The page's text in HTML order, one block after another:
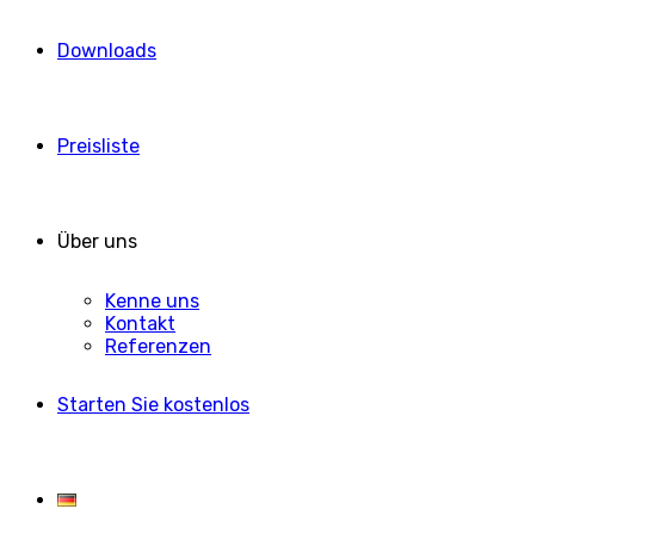
Downloads
Preisliste
Über uns
Kenne uns
Kontakt
Referenzen
Starten Sie kostenlos